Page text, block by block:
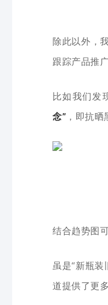
除此以外，
跟踪产品推
比如我们发
念” ，即抗晒
结合趋势图
虽是“新瓶装
道提供了更多